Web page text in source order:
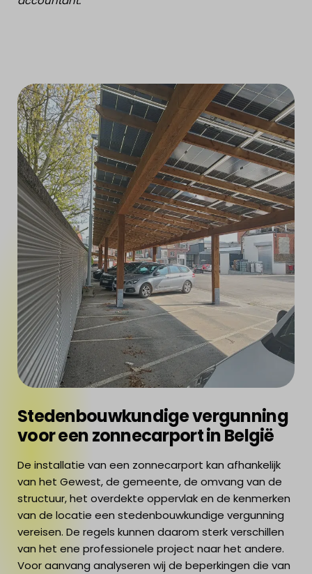
Stedenbouwkundige vergunning
voor een zonnecarport in België
De installatie van een zonnecarport kan afhankelijk
van het Gewest, de gemeente, de omvang van de
structuur, het overdekte oppervlak en de kenmerken
van de locatie een stedenbouwkundige vergunning
vereisen. De regels kunnen daarom sterk verschillen
van het ene professionele project naar het andere.
Voor aanvang analyseren wij de beperkingen die van